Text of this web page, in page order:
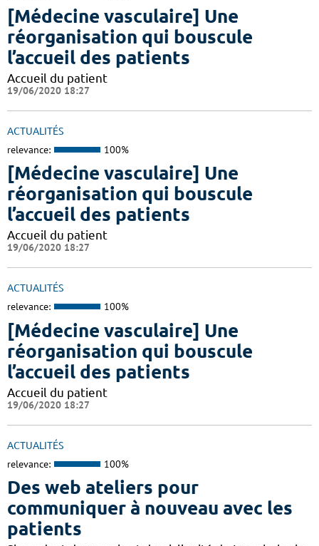
[Médecine vasculaire] Une
réorganisation qui bouscule
l’accueil des patients
Accueil du patient
19/06/2020 18:27
ACTUALITÉS
relevance: 100%
[Médecine vasculaire] Une
réorganisation qui bouscule
l’accueil des patients
Accueil du patient
19/06/2020 18:27
ACTUALITÉS
relevance: 100%
[Médecine vasculaire] Une
réorganisation qui bouscule
l’accueil des patients
Accueil du patient
19/06/2020 18:27
ACTUALITÉS
relevance: 100%
Des web ateliers pour
communiquer à nouveau avec les
patients